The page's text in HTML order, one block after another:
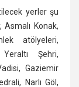
yerler şu
Konak,
atölyeleri,
Şehri,
Gaziemir
Narlı Göl,